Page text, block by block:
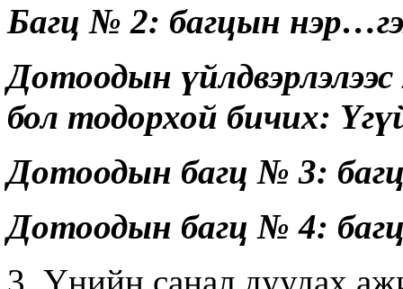
Багц № 2: багцын
Дотоодын
бол тодорхой бичих:
Дотоодын багц № 3:
Дотоодын багц № 4:
Үнийн санал дуудах